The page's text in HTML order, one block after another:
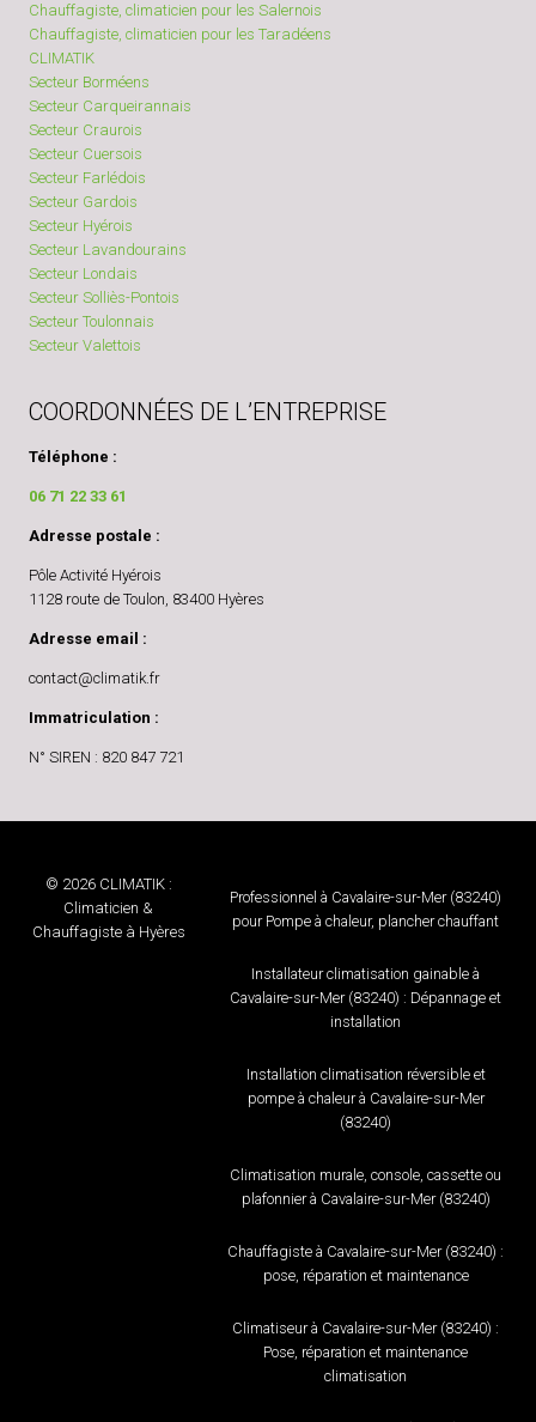
Chauffagiste, climaticien pour les Salernois
Chauffagiste, climaticien pour les Taradéens
CLIMATIK
Secteur Borméens
Secteur Carqueirannais
Secteur Craurois
Secteur Cuersois
Secteur Farlédois
Secteur Gardois
Secteur Hyérois
Secteur Lavandourains
Secteur Londais
Secteur Solliès-Pontois
Secteur Toulonnais
Secteur Valettois
COORDONNÉES DE L’ENTREPRISE
Téléphone :
06 71 22 33 61
Adresse postale :
Pôle Activité Hyérois
1128 route de Toulon, 83400 Hyères
Adresse email :
contact@climatik.fr
Immatriculation :
N° SIREN : 820 847 721
© 2026 CLIMATIK :
Climaticien &
Chauffagiste à Hyères
Professionnel à Cavalaire-sur-Mer (83240)
pour Pompe à chaleur, plancher chauffant
Installateur climatisation gainable à
Cavalaire-sur-Mer (83240) : Dépannage et
installation
Installation climatisation réversible et
pompe à chaleur à Cavalaire-sur-Mer
(83240)
Climatisation murale, console, cassette ou
plafonnier à Cavalaire-sur-Mer (83240)
Chauffagiste à Cavalaire-sur-Mer (83240) :
pose, réparation et maintenance
Climatiseur à Cavalaire-sur-Mer (83240) :
Pose, réparation et maintenance
climatisation